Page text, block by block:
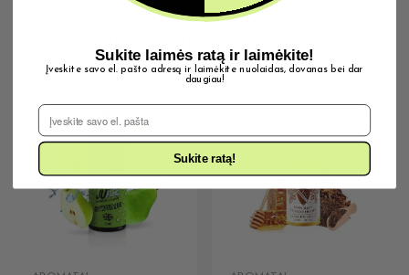
Galbūt patiks ir šios prekės
Sukite laimės ratą ir laimėkite!
Įveskite savo el. pašto adresą ir laimėkite nuolaidas, dovanas bei dar
daugiau!
El. Pašto adresas
Sukite ratą!